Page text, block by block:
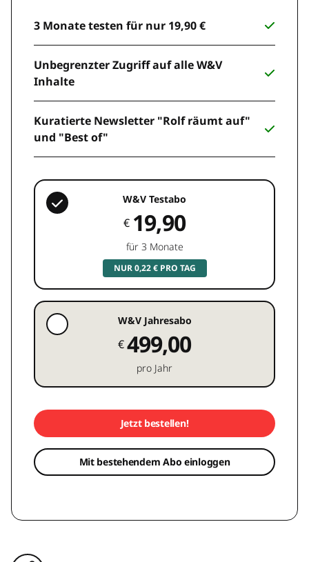
3 Monate testen für nur 19,90 €
Unbegrenzter Zugriff auf alle W&V
Inhalte
Kuratierte Newsletter "Rolf räumt auf"
und "Best of"
W&V Testabo
€ 19,90
für 3 Monate
NUR 0,22 € PRO TAG
W&V Jahresabo
€499,00
pro Jahr
Jetzt bestellen!
Mit bestehendem Abo einloggen